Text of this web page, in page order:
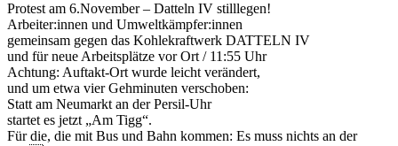
Protest am 6.November – Datteln IV stilllegen!
Arbeiter:innen und Umweltkämpfer:innen
gemeinsam gegen das Kohlekraftwerk DATTELN IV
und für neue Arbeitsplätze vor Ort / 11:55 Uhr
Achtung: Auftakt-Ort wurde leicht verändert,
und um etwa vier Gehminuten verschoben:
Statt am Neumarkt an der Persil-Uhr
startet es jetzt „Am Tigg“.
Für die, die mit Bus und Bahn kommen: Es muss nichts an der